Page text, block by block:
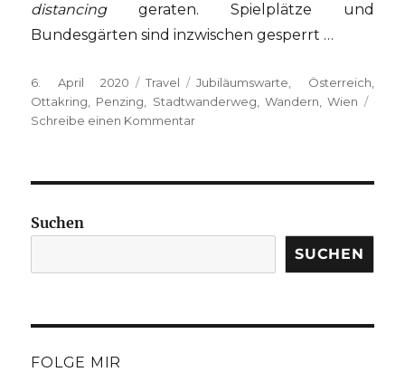
distancinggeraten. Spielplätze und
Bundesgärten sind inzwischen gesperrt …
Veröffentlicht
am
6. April 2020 Kategorien
Travel Schlagwörter
Jubiläumswarte Österreich
Ottakring
Penzing Stadtwanderweg Wandern
Wien
Schreibe einen Kommentarzu
–
Suchen
SUCHEN
FOLGE MIR